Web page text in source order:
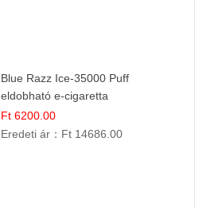
Blue Razz Ice-35000 Puff
eldobható e-cigaretta
Ft 6200.00
Eredeti ár： Ft 14686.00